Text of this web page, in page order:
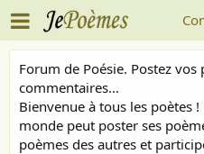
Forum de Poésie. Postez vos
commentaires...
Bienvenue à tous les poètes
monde peut poster ses
poèmes des autres et